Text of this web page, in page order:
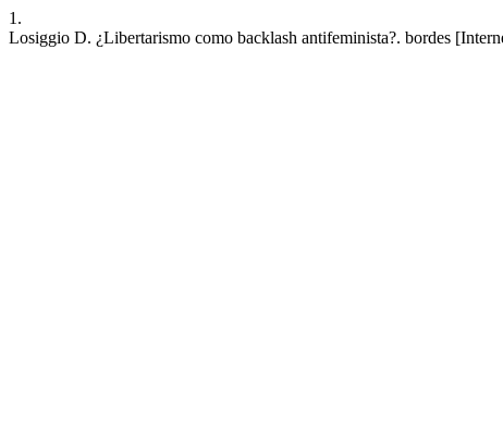
1.
Losiggio D. ¿Libertarismo como backlash antifeminista?. bordes